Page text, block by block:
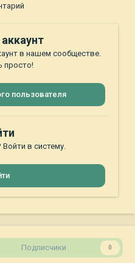
в нашем сообществе.
просто!
пользователя
Войти в систему.
Подписчики 0